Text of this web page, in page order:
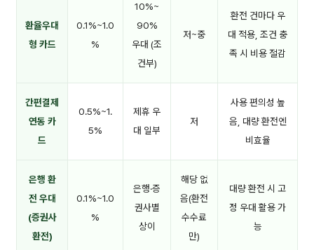
환율우대
형 카드
0.1%~1.0
%
10%~
90%
우대 (조
건부)
저~중
환전 건마다 우
대 적용, 조건 충
족 시 비용 절감
간편결제
연동 카
드
0.5%~1.
5%
제휴 우
대 일부
저
사용 편의성 높
음, 대량 환전엔
비효율
은행 환
전 우대
(증권사
환전)
0.1%~1.0
%
은행·증
권사별
상이
해당 없
음(환전
수수료
만)
대량 환전 시 고
정 우대 활용 가
능